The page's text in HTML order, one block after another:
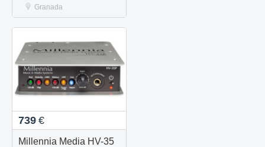
Granada
739 €
Millennia Media HV-35